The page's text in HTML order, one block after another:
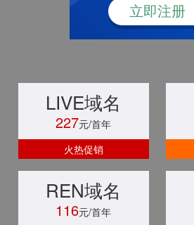
立即注册
LIVE域名
227元/首年
火热促销
REN域名
116元/首年